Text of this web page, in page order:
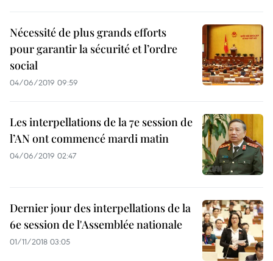
Nécessité de plus grands efforts
pour garantir la sécurité et l’ordre
social
04/06/2019 09:59
Les interpellations de la 7e session de
l’AN ont commencé mardi matin
04/06/2019 02:47
Dernier jour des interpellations de la
6e session de l'Assemblée nationale
01/11/2018 03:05